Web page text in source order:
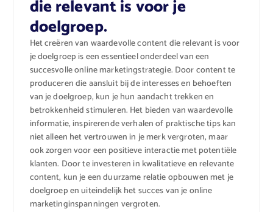
die relevant is voor je
doelgroep.
Het creëren van waardevolle content die relevant is voor
je doelgroep is een essentieel onderdeel van een
succesvolle online marketingstrategie. Door content te
produceren die aansluit bij de interesses en behoeften
van je doelgroep, kun je hun aandacht trekken en
betrokkenheid stimuleren. Het bieden van waardevolle
informatie, inspirerende verhalen of praktische tips kan
niet alleen het vertrouwen in je merk vergroten, maar
ook zorgen voor een positieve interactie met potentiële
klanten. Door te investeren in kwalitatieve en relevante
content, kun je een duurzame relatie opbouwen met je
doelgroep en uiteindelijk het succes van je online
marketinginspanningen vergroten.